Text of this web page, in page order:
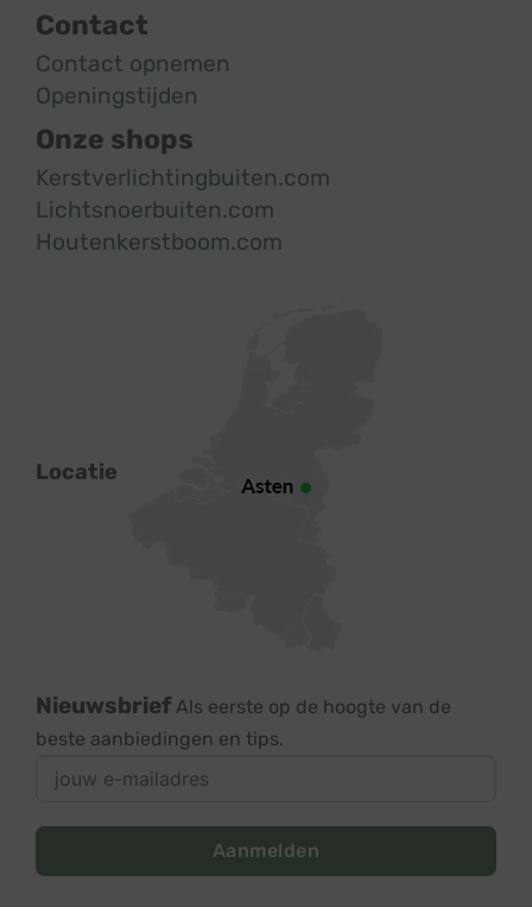
Contact
Contact opnemen
Openingstijden
Onze shops
Kerstverlichtingbuiten.com
Lichtsnoerbuiten.com
Houtenkerstboom.com
Locatie
Nieuwsbrief Als eerste op de hoogte van de
beste aanbiedingen en tips.
Aanmelden